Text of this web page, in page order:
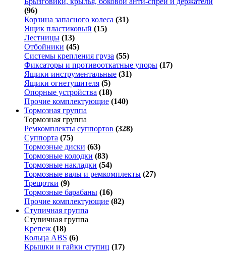
(96)
Корзина запасного колеса (31)
Ящик пластиковый (15)
Лестницы (13)
Отбойники (45)
Системы крепления груза (55)
Фиксаторы и противооткатные упоры (17)
Ящики инструментальные (31)
Ящики огнетушителя (5)
Опорные устройства (18)
Прочие комплектующие (140)
Тормозная группа
Тормозная группа
Ремкомплекты суппортов (328)
Суппорта (75)
Тормозные диски (63)
Тормозные колодки (83)
Тормозные накладки (54)
Тормозные валы и ремкомплекты (27)
Трещотки (9)
Тормозные барабаны (16)
Прочие комплектующие (82)
Ступичная группа
Ступичная группа
Крепеж (18)
Кольца ABS (6)
Крышки и гайки ступиц (17)